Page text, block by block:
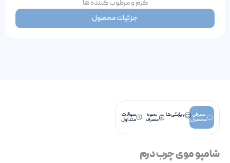
کرم‌ و‌ مرطوب‌ کننده‌ ها
جزئیات محصول
معرفی
محصول
ویژگی‌ها نحوه
مصرف
سوالات
متداول
شامپو موی چرب درم